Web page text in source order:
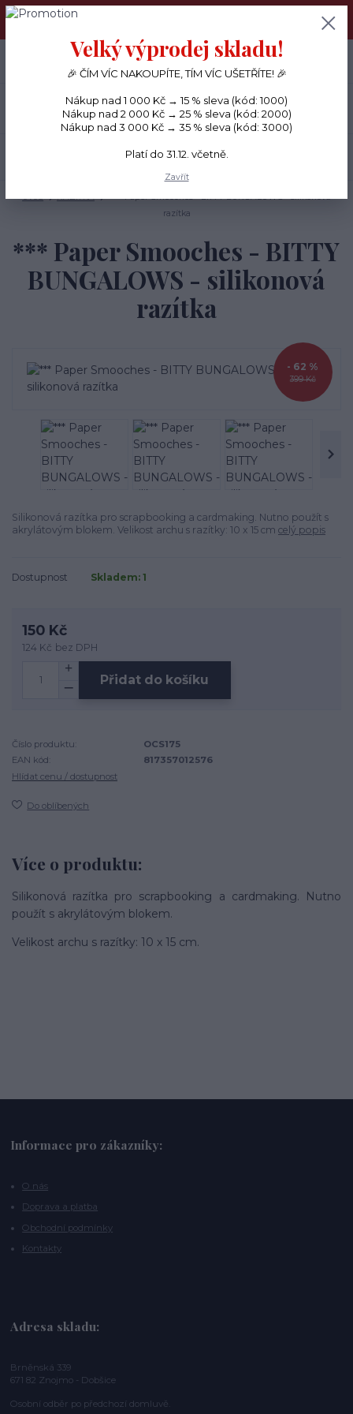
PŘÁNÍČKA a PAPÍROVÉ DÁRKY odesílám každý den, KREATIVNÍ
Menu
CZK
+420 734 380 930
(Po-Ne, 8-20 hod.)
razítka
*** Paper Smooches - BITTY
BUNGALOWS - silikonová
razítka
399 Kč
- 62 %
Silikonová razítka pro scrapbooking a cardmaking. Nutno použít s
akrylátovým blokem. Velikost archu s razítky: 10 x 15 cm celý popis
Dostupnost Skladem: 1
150 Kč
124 Kč bez DPH
Přidat do košíku
Číslo produktu:
OCS175
EAN kód:
817357012576
Hlídat cenu / dostupnost
Do oblíbených
Více o produktu:
Silikonová razítka pro scrapbooking a cardmaking. Nutno
použít s akrylátovým blokem.
Velikost archu s razítky: 10 x 15 cm.
Informace pro zákazníky:
O nás
Doprava a platba
Obchodní podmínky
Kontakty
Adresa skladu:
Brněnská 339
671 82 Znojmo - Dobšice
Osobní odběr po předchozí domluvě.
Velký výprodej skladu!
🎉 ČÍM VÍC NAKOUPÍTE, TÍM VÍC UŠETŘÍTE! 🎉
Nákup nad 1 000 Kč → 15 % sleva (kód: 1000)
Nákup nad 2 000 Kč → 25 % sleva (kód: 2000)
Nákup nad 3 000 Kč → 35 % sleva (kód: 3000)
Platí do 31.12. včetně.
Zavřít